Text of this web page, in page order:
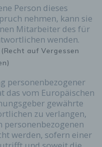
Person dieses
nehmen, kann sie
Mitarbeiter des für
wenden.
auf Vergessen
personenbezogener
das vom Europäischen
gewährte
zu verlangen,
personenbezogenen
werden, sofern einer
dieser Daten erfolgt
so der Missbrauch
werden kann, und
ermöglichen,
Insofern ist die
Absicherung des für
erforderlich.
keine gesetzliche
oder die Weitergabe
dient.
Person unter
Daten
Verantwortlichen